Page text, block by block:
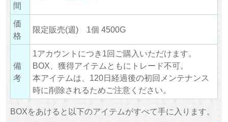
間
価
格
限定販売(週) 1個 4500G
備
考
1アカウントにつき1回ご購入いただけます。
BOX、獲得アイテムともにトレード不可。
本アイテムは、120日経過後の初回メンテナンス
時に削除されるためご注意ください。
BOXをあけると以下のアイテムがすべて手に入ります。